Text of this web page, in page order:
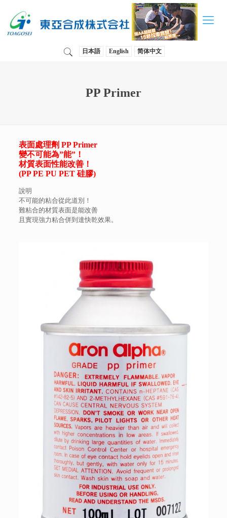
日本語 English 简体中文
PP Primer
表面處理劑 PP Primer
變不可能為”能”！
材質表面性能改善！
(PP PE PU PET 硅膠)
說明
不可能的粘合從此道別！
難粘合的材質表面是能改善
且實現強力粘合併到達快乾效果。